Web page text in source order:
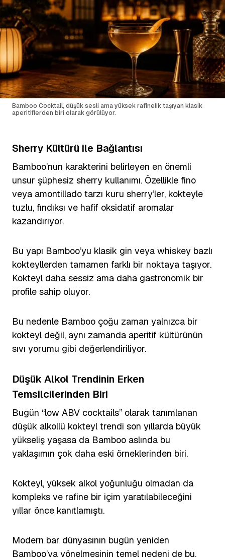
Bamboo Cocktail, düşük sesli ama yüksek rafinelik taşıyan klasik
aperitiflerden biri olarak görülüyor.
Sherry Kültürü ile Bağlantısı
Bamboo’nun karakterini belirleyen en önemli
unsur şüphesiz sherry kullanımı. Özellikle fino
veya amontillado tarzı kuru sherry’ler, kokteyle
tuzlu, fındıksı ve hafif oksidatif aromalar
kazandırıyor.
Bu yapı Bamboo’yu klasik gin veya whiskey bazlı
kokteyllerden tamamen farklı bir noktaya taşıyor.
Kokteyl daha sessiz ama daha gastronomik bir
profile sahip oluyor.
Bu nedenle Bamboo çoğu zaman yalnızca bir
kokteyl değil, aynı zamanda aperitif kültürünün
sıvı yorumu gibi değerlendiriliyor.
Düşük Alkol Trendinin Erken
Temsilcilerinden Biri
Bugün “low ABV cocktails” olarak tanımlanan
düşük alkollü kokteyl trendi son yıllarda büyük
yükseliş yaşasa da Bamboo aslında bu
yaklaşımın çok daha eski örneklerinden biri.
Kokteyl, yüksek alkol yoğunluğu olmadan da
kompleks ve rafine bir içim yaratılabileceğini
yıllar önce kanıtlamıştı.
Modern bar dünyasının bugün yeniden
Bamboo’ya yönelmesinin temel nedeni de bu.